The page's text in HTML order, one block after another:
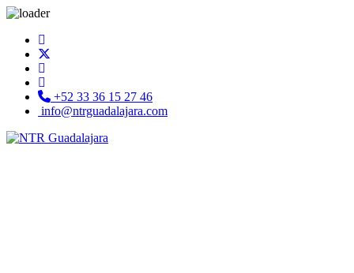
+52 33 36 15 27 46
info@ntrguadalajara.com